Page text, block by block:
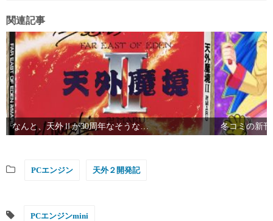
関連記事
なんと、天外Ⅱが30周年なそうな… 冬コミの新刊
PCエンジン 天外２開発記
PCエンジンmini